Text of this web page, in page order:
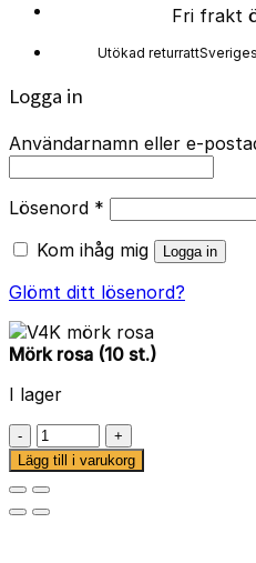
Fri frakt
Utökad returratt
Logga in
Användarnamn eller e-
Lösenord *
Kom ihåg mig
Logga in
Glömt ditt lösenord?
Mörk rosa (10 st.)
I lager
Mörk
rosa
(10
st.)
mängd
Lägg till i varukorg